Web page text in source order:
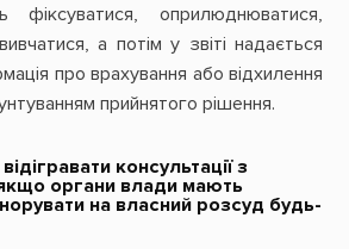
фіксуватися, оприлюднюватися,
а потім у звіті надається
про врахування або відхилення
прийнятого рішення.
консультації з
органи влади мають
на власний розсуд будь-